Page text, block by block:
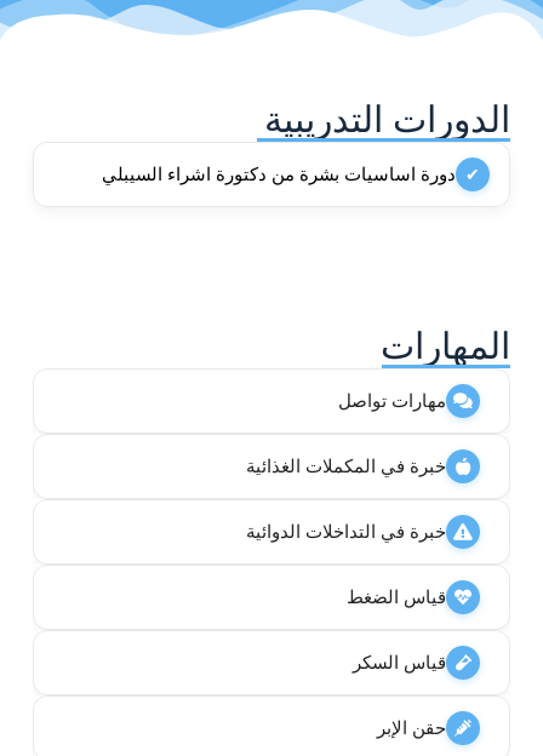
الدورات التدريبية
✔ دورة اساسيات بشرة من دكتورة اشراء السيبلي
المهارات
مهارات تواصل
خبرة في المكملات الغذائية
خبرة في التداخلات الدوائية
قياس الضغط
قياس السكر
حقن الإبر